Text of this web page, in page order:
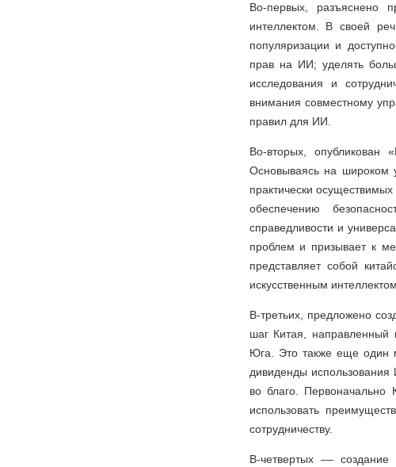
Во-первых, разъяснено
интеллектом. В своей
популяризации и
прав на ИИ; уделять
исследования и
внимания совместному
правил для ИИ.
Во-вторых, опубликован
Основываясь на широком
практически
обеспечению
справедливости и
проблем и призывает к
представляет собой
искусственным интеллектом.
В-третьих, предложено
шаг Китая, направленный
Юга. Это также еще один
дивиденды
во благо. Первоначально
использовать
сотрудничеству.
В-четвертых ––